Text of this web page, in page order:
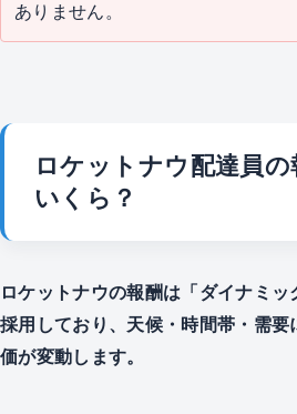
ありません。
ロケットナウ配達員
いくら？
ロケットナウの報酬は「ダイナミ
採用しており、天候・時間帯・需要
価が変動します。